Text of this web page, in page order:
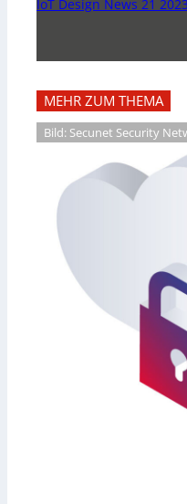
IoT Design News 21 2023
MEHR ZUM THEMA
Bild: Secunet Security